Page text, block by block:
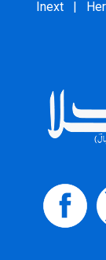
Inext |